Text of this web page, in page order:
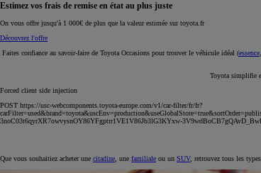
Estimez vos frais de remise en état au plus juste
On vous offre jusqu'à 1 000€ de plus que la valeur estimée sur toyota.fr
Découvrez l'offre
Faites confiance au savoir-faire de Toyota Occasions pour trouver le véhicule idéal (essence,
Toyota simplifie
Forced client side injection
POST https://usc-webcomponents.toyota-europe.com/v1/car-filter/fr/fr?
3noC03t6qyrXR7owvysnOY86YFgptrr1VE1V86Jb3lG3KYxw-
Que vous souhaitiez acheter une citadine , une familiale ou un SUV, retrouvez tous les